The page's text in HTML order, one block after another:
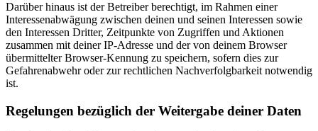
Darüber hinaus ist der Betreiber berechtigt, im Rahmen einer
Interessenabwägung zwischen deinen und seinen Interessen sowie
den Interessen Dritter, Zeitpunkte von Zugriffen und Aktionen
zusammen mit deiner IP-Adresse und der von deinem Browser
übermittelter Browser-Kennung zu speichern, sofern dies zur
Gefahrenabwehr oder zur rechtlichen Nachverfolgbarkeit notwendig
ist.
Regelungen bezüglich der Weitergabe deiner Daten